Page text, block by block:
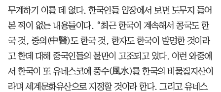
무계하기 이를 데 없다. 한국인들 입장에서 보면 도무지 들어
본 적이 없는 내용들이다. “최근 한국이 계속해서 콩국도 한
국 것, 중의(中醫)도 한국 것, 한자도 한국이 발명한 것이라
고 한데 대해 중국인들의 불만이 고조되고 있다. 이런 와중에
서 한국이 또 유네스코에 풍수(風水)를 한국의 비물질자산이
라며 세계문화유산으로 지정할 것이라 한다. 그리고 유네스